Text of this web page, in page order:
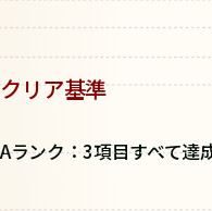
クリア基準
Aランク：3項目すべて達